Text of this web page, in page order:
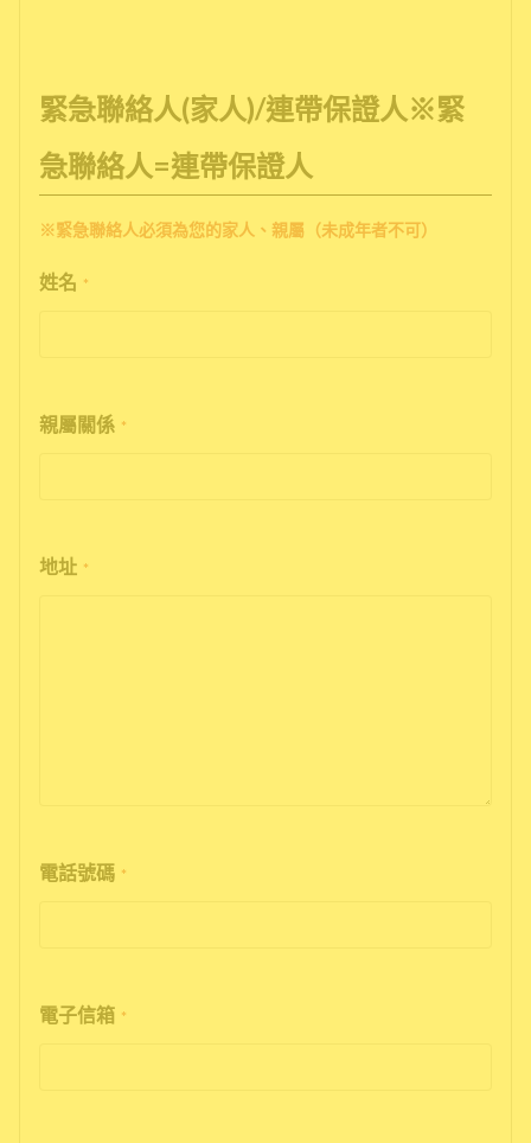
緊急聯絡人(家人)/連帶保證人※緊
急聯絡人=連帶保證人
※緊急聯絡人必須為您的家人、親屬（未成年者不可）
姓名 *
親屬關係 *
地址 *
電話號碼 *
電子信箱 *